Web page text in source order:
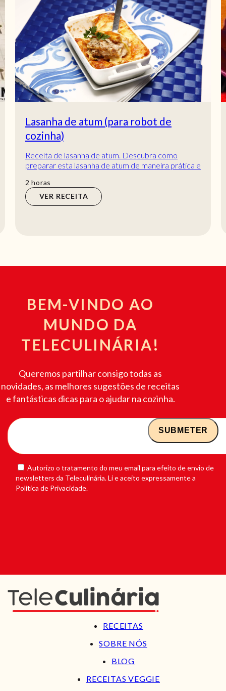
Almôndegas fritas de peixe
Receita de Almôndegas fritas de peixe. Descubra
como cozinhar a receita de Almôndegas fritas de
peixe de maneira prática e deliciosa com a T...
1hora
hora 40min
min
VER RECEITA
BEM-VINDO AO
MUNDO DA
TELECULINÁRIA!
Queremos partilhar consigo todas as
novidades, as melhores sugestões de receitas
e fantásticas dicas para o ajudar na cozinha.
Autorizo o tratamento do meu email para efeito de envio de
newsletters da Teleculinária. Li e aceito expressamente a
Política de Privacidade.
RECEITAS
SOBRE NÓS
BLOG
RECEITAS VEGGIE